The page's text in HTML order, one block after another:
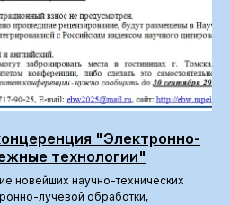
"Электронно-
технологии"
новейших научно-технических
лучевой обработки,